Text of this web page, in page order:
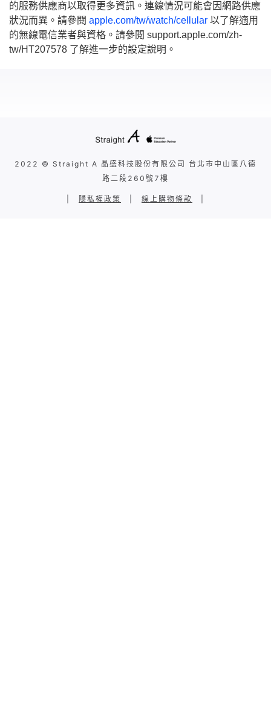
的服務供應商以取得更多資訊。連線情況可能會因網路供應
狀況而異。請參閱 apple.com/tw/watch/cellular 以了解適用
的無線電信業者與資格。請參閱 support.apple.com/zh-
tw/HT207578 了解進一步的設定說明。
2022 © Straight A 晶盛科技股份有限公司 台北市中山區八德
路二段260號7樓
隱私權政策 線上購物條款